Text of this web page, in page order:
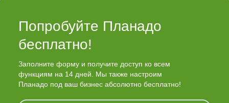
Попробуйте Планадо
бесплатно!
Заполните форму и получите доступ ко всем
функциям на 14 дней. Мы также настроим
Планадо под ваш бизнес абсолютно бесплатно!